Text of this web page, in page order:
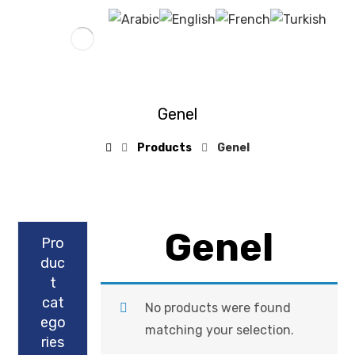
Genel
Products Genel
Genel
No products were found
matching your selection.
Pro
duc
t
cat
ego
ries